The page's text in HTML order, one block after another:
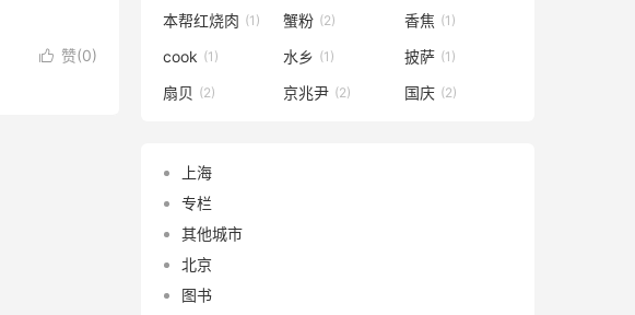
 赞(0)
本帮红烧肉 (1) 蟹粉 (2) 香焦 (1)
cook (1) 水乡 (1) 披萨 (1)
扇贝 (2) 京兆尹 (2) 国庆 (2)
上海
专栏
其他城市
北京
图书